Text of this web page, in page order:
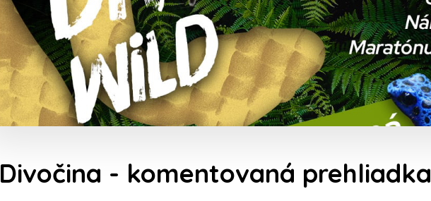
Divočina - komentovaná prehliadka